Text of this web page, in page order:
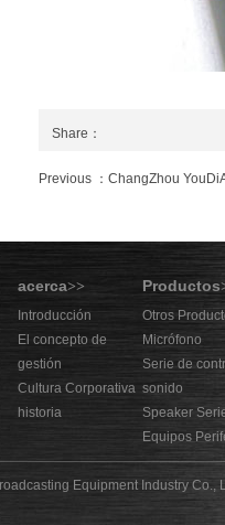
Share：
Previous ：ChangZhou
acerca>> Productos
Introducción
El concepto de
gestión
Cultura Corporativa
historia
Otros
Micrófono
Serie de
sonido
Speaker
Equipos
Equipment Industry